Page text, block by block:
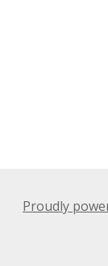
Proudly